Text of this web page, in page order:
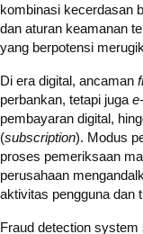
kombinasi kecerdasan
dan aturan keamanan
yang berpotensi
Di era digital, ancaman
perbankan, tetapi juga
pembayaran digital,
(subscription). Modus
proses pemeriksaan
perusahaan
aktivitas pengguna dan
Fraud detection